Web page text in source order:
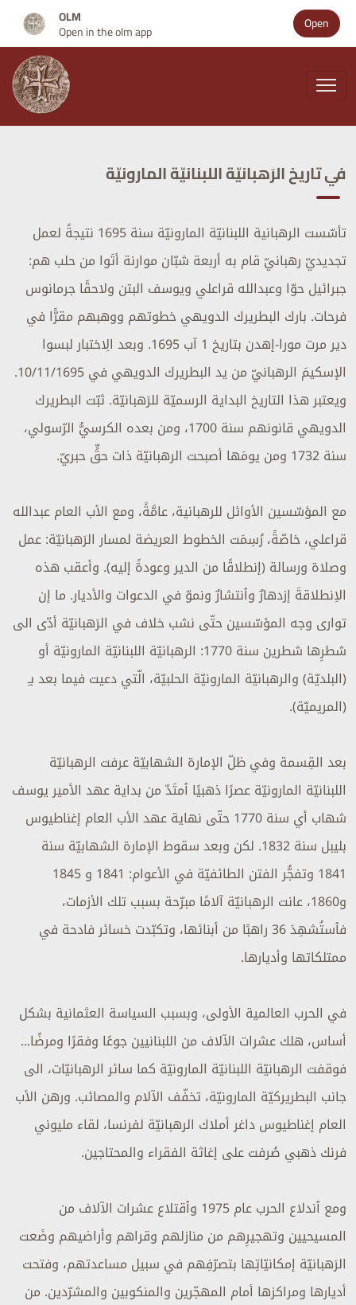
Open
OLM
Open in the olm app
في تاريخ الرَهبانيّة اللبنانيّة المارونيّة
تأسّست الرهبانية اللبنانيّة المارونيّة سنة 1695 نتيجةً لعمل
تجديديّ رهبانيّ قام به أربعة شبّان موارنة أتَوا من حلب هم:
جبرائيل حوّا وعبدالله قراعلي ويوسف البتن ولاحقًا جرمانوس
فرحات. بارك البطريرك الدويهي خطوتهم ووهبهم مقرًّا في
دير مرت مورا-إهدن بتاريخ 1 آب 1695. وبعد الِاختبار لبسوا
الإسكيمَ الرهبانيّ من يد البطريرك الدويهي في 10/11/1695.
ويعتبر هذا التاريخ البداية الرسميّة للرَهبانيّة. ثبّت البطريرك
الدويهي قانونهم سنة 1700، ومن بعده الكرسيُّ الرّسولي،
سنة 1732 ومن يومَها أصبحت الرهبانيّة ذات حقٍّ حبريّ.
مع المؤسّسين الأوائل للرهبانية، عامَّةً، ومع الأب العام عبدالله
قراعلي، خاصّةً، رُسِمَت الخطوط العريضة لمسار الرَهبانيّة: عمل
وصلاة ورسالة (إنطلاقًا من الدير وعودةً إليه). وأعقب هذه
الاِنطلاقةَ إزدهارٌ وٱنتشارٌ ونموّ في الدعوات والأديار. ما إن
توارى وجه المؤسّسين حتّى نشب خلاف في الرَهبانيّة أدّى الى
شطرِها شطرين سنة 1770: الرهبانيّة اللبنانيّة المارونيّة أو
(البلديّة) والرهبانيّة المارونيّة الحلبيّة، الّتي دعيت فيما بعد بـِ
(المريميّة).
بعد القِسمة وفي ظلّ الإمارة الشهابيّة عرفت الرهبانيّة
اللبنانيّة المارونيّة عصرًا ذهبيًا ٱمتَدّ من بداية عهد الأمير يوسف
شهاب أي سنة 1770 حتّى نهاية عهد الأب العام إغناطيوس
بليبل سنة 1832. لكن وبعد سقوط الإمارة الشهابيّة سنة
1841 وتفجُّر الفتن الطائفيّة في الأعوام: 1841 و 1845
و1860، عانت الرهبانيّة آلامًا مبرّحة بسبب تلك الأزمات،
فٱستُشهِدَ 36 راهبًا من أبنائها، وتكبّدت خسائر فادحة في
ممتلكاتها وأديارها.
في الحرب العالمية الأولى، وبسبب السياسة العثمانية بشكل
أساس، هلك عشرات الآلاف من اللبنانيين جوعًا وفقرًا ومرضًا...
فوقفت الرهبانيّة اللبنانيّة المارونيّة كما سائر الرهبانيّات، الى
جانب البطريركيّة المارونيّة، تخفّف الآلام والمصائب. ورهن الأب
العام إغناطيوس داغر أملاك الرهبانيّة لفرنسا، لقاء مليوني
فرنك ذهبي صُرفت على إغاثة الفقراء والمحتاجين.
ومع ٱندلاع الحرب عام 1975 وٱقتلاع عشرات الآلاف من
المسيحيين وتهجيرِهم من منازلهم وقراهم وأراضيهم وضَعت
الرَهبانيّة إمكانيّاتِها بتصرّفِهم في سبيل مساعدتهم، وفتحت
أديارها ومراكزها أمام المهجّرين والمنكوبين والمشرّدين. من